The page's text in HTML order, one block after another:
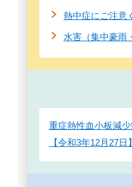
熱中症にご注意
水害（集中豪雨
重症熱性血小板減少
【令和3年12月27